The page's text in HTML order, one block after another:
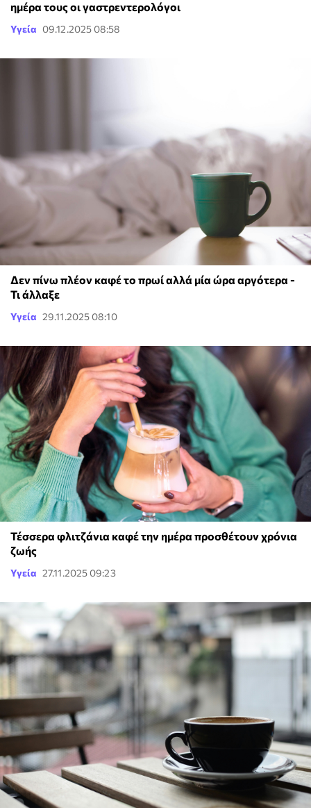
ημέρα τους οι γαστρεντερολόγοι
Υγεία 09.12.2025 08:58
Δεν πίνω πλέον καφέ το πρωί αλλά μία ώρα αργότερα -
Τι άλλαξε
Υγεία 29.11.2025 08:10
Τέσσερα φλιτζάνια καφέ την ημέρα προσθέτουν χρόνια
ζωής
Υγεία 27.11.2025 09:23